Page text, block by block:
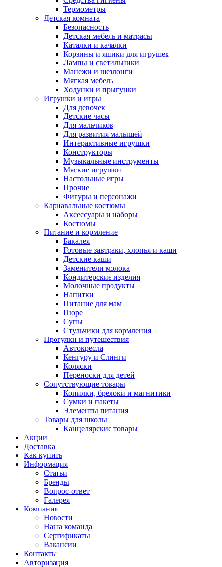
Термометры
Детская комната
Безопасность
Детская мебель и матрасы
Каталки и качалки
Корзины и ящики для игрушек
Лампы и светильники
Манежи и шезлонги
Мягкая мебель
Ходунки и прыгунки
Игрушки и игры
Для девочек
Детские часы
Для мальчиков
Для развития малышей
Интерактивные игрушки
Конструкторы
Музыкальные инструменты
Мягкие игрушки
Настольные игры
Прочие
Фигуры и персонажи
Карнавальные костюмы
Аксессуары и наборы
Костюмы
Питание и кормление
Бакалея
Готовые завтраки, хлопья и каши
Детские каши
Заменители молока
Кондитерские изделия
Молочные продукты
Напитки
Питание для мам
Пюре
Супы
Стульчики для кормления
Прогулки и путешествия
Автокресла
Кенгуру и Слинги
Коляски
Переноски для детей
Сопутствующие товары
Копилки, брелоки и магнитики
Сумки и пакеты
Элементы питания
Товары для школы
Канцелярские товары
Акции
Доставка
Как купить
Информация
Статьи
Бренды
Вопрос-ответ
Галерея
Компания
Новости
Наша команда
Сертификаты
Вакансии
Контакты
Авторизация